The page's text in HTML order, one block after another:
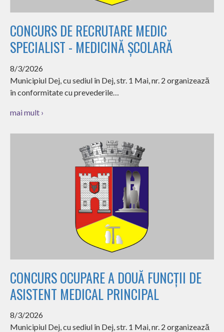
CONCURS DE RECRUTARE MEDIC
SPECIALIST - MEDICINĂ ȘCOLARĂ
8/3/2026
Municipiul Dej, cu sediul în Dej, str. 1 Mai, nr. 2 organizează
în conformitate cu prevederile…
mai mult ›
CONCURS OCUPARE A DOUĂ FUNCȚII DE
ASISTENT MEDICAL PRINCIPAL
8/3/2026
Municipiul Dej, cu sediul în Dej, str. 1 Mai, nr. 2 organizează